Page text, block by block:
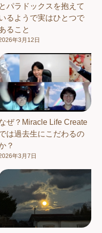
とパラドックスを抱えて
るようで実はひとつで
ること
年3月12日
ぜ？Miracle Life Create
は過去生にこだわるの
？
年3月7日